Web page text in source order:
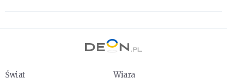
Świat
Wiara